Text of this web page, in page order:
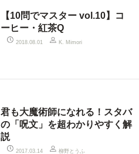
【10問でマスター vol.10】コ
ーヒー・紅茶Q
2018.08.01 K. Mimori
君も大魔術師になれる！スタバ
の「呪文」を超わかりやすく解
説
2017.03.14 柳野とうふ